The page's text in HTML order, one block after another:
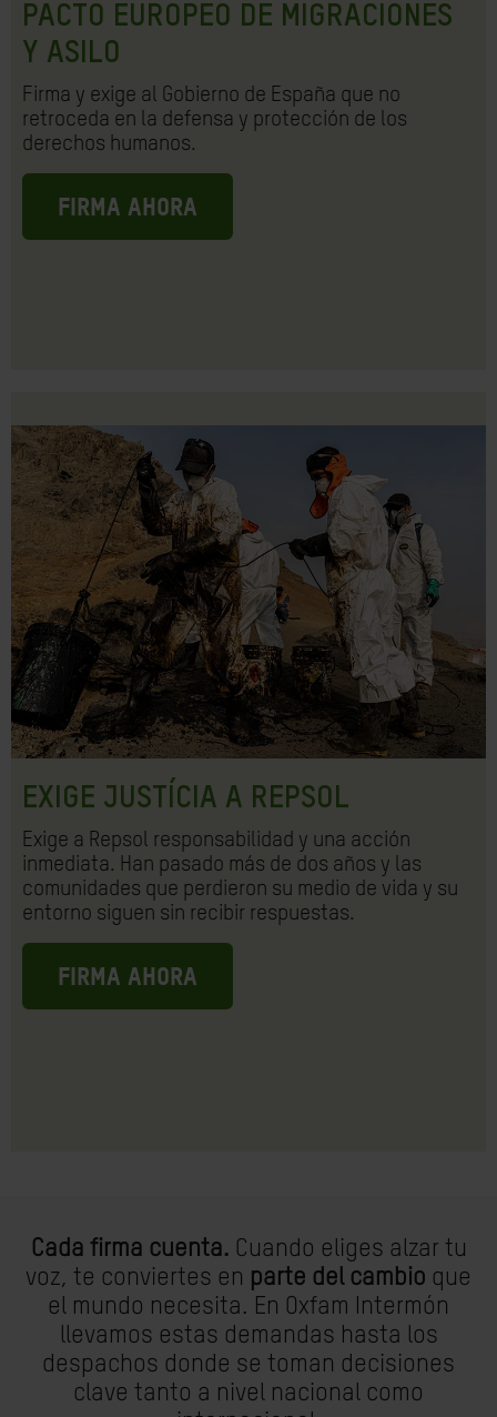
PACTO EUROPEO DE MIGRACIONES
Y ASILO
Firma y exige al Gobierno de España que no
retroceda en la defensa y protección de los
derechos humanos.
FIRMA AHORA
EXIGE JUSTÍCIA A REPSOL
Exige a Repsol responsabilidad y una acción
inmediata. Han pasado más de dos años y las
comunidades que perdieron su medio de vida y su
entorno siguen sin recibir respuestas.
FIRMA AHORA
Cada firma cuenta. Cuando eliges alzar tu
voz, te conviertes en parte del cambio que
el mundo necesita. En Oxfam Intermón
llevamos estas demandas hasta los
despachos donde se toman decisiones
clave tanto a nivel nacional como